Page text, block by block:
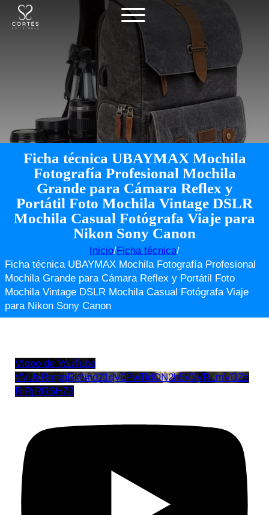
Ficha técnica UBAYMAX Mochila
Fotografía Profesional Mochila
Grande para Cámara Reflex y
Portátil Foto Mochila Vintage DSLR
Mochila Casual Fotógrafa Viaje para
Nikon Sony Canon
Inicio/Ficha técnica/
Ficha técnica UBAYMAX Mochila Fotografía Profesional
Mochila Grande para Cámara Reflex y Portátil Foto
Mochila Vintage DSLR Mochila Casual Fotógrafa Viaje
para Nikon Sony Canon
Vídeo de YouTube
VVUxRmppRkNnd21qV0FwTldON2h5V3VRLmVDZz
RiRjRRSHZ3